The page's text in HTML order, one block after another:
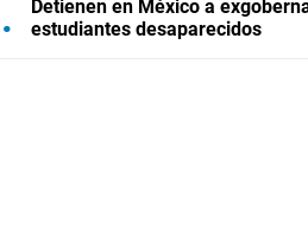
Detienen en México a
estudiantes desaparecidos